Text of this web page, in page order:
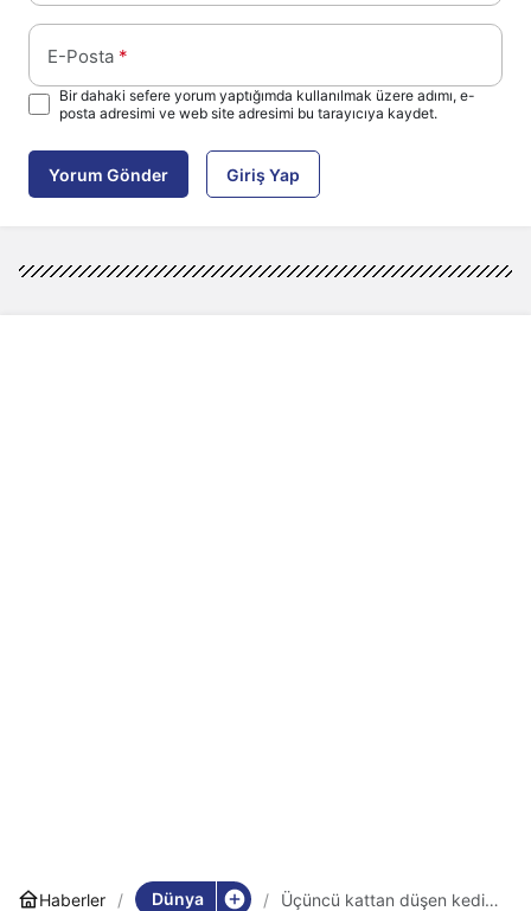
E-Posta *
Bir dahaki sefere yorum yaptığımda kullanılmak üzere adımı, e-
posta adresimi ve web site adresimi bu tarayıcıya kaydet.
Yorum Gönder Giriş Yap
Haberler Dünya
Üçüncü kattan düşen kediyi